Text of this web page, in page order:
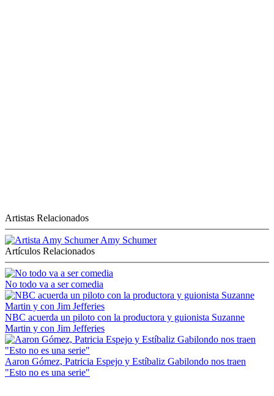
Artistas Relacionados
Amy Schumer
Artículos Relacionados
No todo va a ser comedia
NBC acuerda un piloto con la productora y guionista Suzanne
Martin y con Jim Jefferies
Aaron Gómez, Patricia Espejo y Estíbaliz Gabilondo nos traen
"Esto no es una serie"